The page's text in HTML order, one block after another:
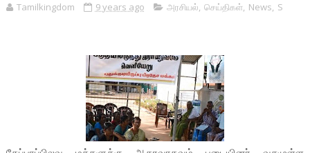
Tamilkingdom 9 years ago அரசியல், செய்திகள், News, S